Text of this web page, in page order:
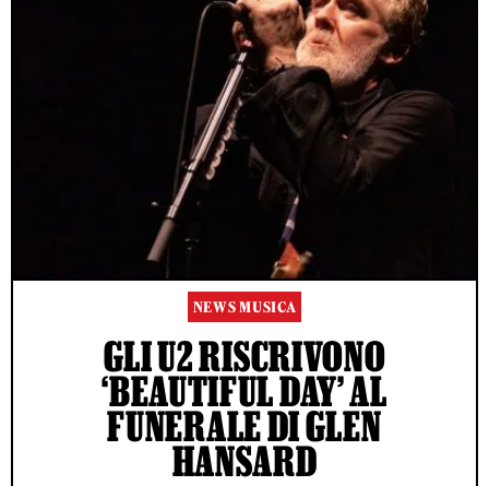
NEWS MUSICA
GLI U2 RISCRIVONO
‘BEAUTIFUL DAY’ AL
FUNERALE DI GLEN
HANSARD